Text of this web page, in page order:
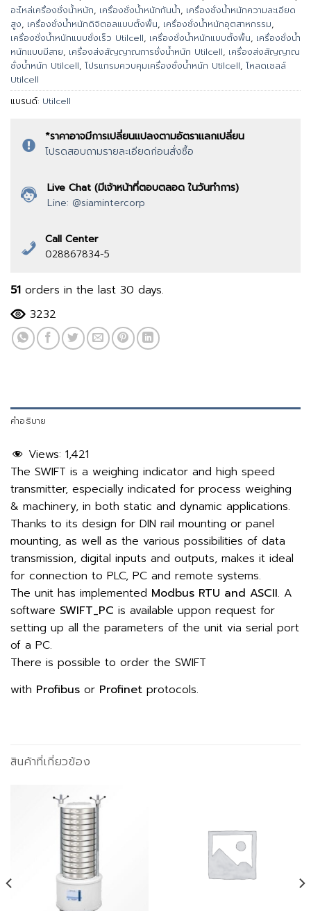
อะไหล่เครื่องชั่งน้ำหนัก, เครื่องชั่งน้ำหนักกันน้ำ, เครื่องชั่งน้ำหนักความละเอียด
สูง, เครื่องชั่งน้ำหนักดิจิตอลแบบตั้งพื้น, เครื่องชั่งน้ำหนักอุตสาหกรรม,
เครื่องชั่งน้ำหนักแบบชั่งเร็ว Utilcell, เครื่องชั่งน้ำหนักแบบตั้งพื้น, เครื่องชั่งน้ำ
หนักแบบมีสาย, เครื่องส่งสัญญาณการชั่งน้ำหนัก Utilcell, เครื่องส่งสัญญาณ
ชั่งน้ำหนัก Utilcell, โปรแกรมควบคุมเครื่องชั่งน้ำหนัก Utilcell, โหลดเซลล์
Utilcell
แบรนด์: Utilcell
*ราคาอาจมีการเปลี่ยนแปลงตามอัตราแลกเปลี่ยน
โปรดสอบถามรายละเอียดก่อนสั่งซื้อ
Live Chat (มีเจ้าหน้าที่ตอบตลอด ในวันทำการ)
Line: @siamintercorp
Call Center
028867834-5
51 orders in the last 30 days.
3232
คำอธิบาย
Views: 1,421
The SWIFT is a weighing indicator and high speed
transmitter, especially indicated for process weighing
& machinery, in both static and dynamic applications.
Thanks to its design for DIN rail mounting or panel
mounting, as well as the various possibilities of data
transmission, digital inputs and outputs, makes it ideal
for connection to PLC, PC and remote systems.
The unit has implemented Modbus RTU and ASCII. A
software SWIFT_PC is available uppon request for
setting up all the parameters of the unit via serial port
of a PC.
There is possible to order the SWIFT
with Profibus or Profinet protocols.
สินค้าที่เกี่ยวข้อง